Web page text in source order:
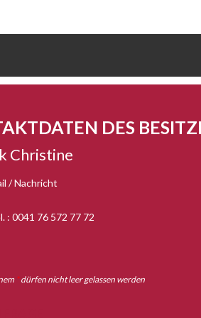
DES
Christine
/ Nachricht
: 0041 76 572 77 72
*dürfen nicht leer gelassen werden